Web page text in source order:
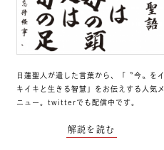
日蓮聖人が遺した言葉から、「〝今〟をイ
キイキと生きる智慧」をお伝えする人気メ
ニュー。 twitterでも配信中 です。
解説を読む